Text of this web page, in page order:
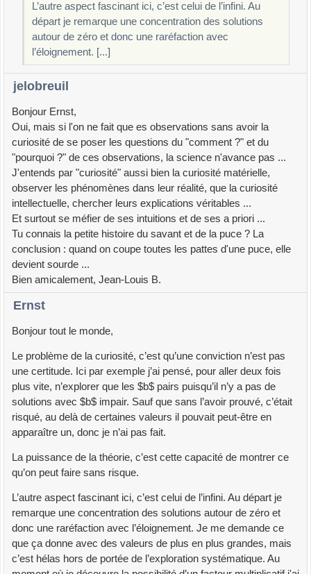
L’autre aspect fascinant ici, c’est celui de l’infini. Au
départ je remarque une concentration des solutions
autour de zéro et donc une raréfaction avec
l’éloignement. [...]
jelobreuil
Bonjour Ernst,
Oui, mais si l'on ne fait que es observations sans avoir la
curiosité de se poser les questions du "comment ?" et du
"pourquoi ?" de ces observations, la science n'avance pas ...
J'entends par "curiosité" aussi bien la curiosité matérielle,
observer les phénomènes dans leur réalité, que la curiosité
intellectuelle, chercher leurs explications véritables ...
Et surtout se méfier de ses intuitions et de ses a priori ...
Tu connais la petite histoire du savant et de la puce ? La
conclusion : quand on coupe toutes les pattes d'une puce, elle
devient sourde ...
Bien amicalement, Jean-Louis B.
Ernst
Bonjour tout le monde,
Le problème de la curiosité, c’est qu’une conviction n’est pas
une certitude. Ici par exemple j’ai pensé, pour aller deux fois
plus vite, n’explorer que les $b$ pairs puisqu’il n’y a pas de
solutions avec $b$ impair. Sauf que sans l’avoir prouvé, c’était
risqué, au delà de certaines valeurs il pouvait peut-être en
apparaître un, donc je n’ai pas fait.
La puissance de la théorie, c’est cette capacité de montrer ce
qu’on peut faire sans risque.
L’autre aspect fascinant ici, c’est celui de l’infini. Au départ je
remarque une concentration des solutions autour de zéro et
donc une raréfaction avec l’éloignement. Je me demande ce
que ça donne avec des valeurs de plus en plus grandes, mais
c’est hélas hors de portée de l’exploration systématique. Au